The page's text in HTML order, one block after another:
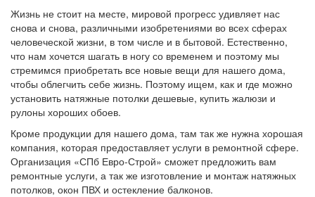
Жизнь не стоит на месте, мировой прогресс удивляет нас
снова и снова, различными изобретениями во всех сферах
человеческой жизни, в том числе и в бытовой. Естественно,
что нам хочется шагать в ногу со временем и поэтому мы
стремимся приобретать все новые вещи для нашего дома,
чтобы облегчить себе жизнь. Поэтому ищем, как и где можно
установить натяжные потолки дешевые, купить жалюзи и
рулоны хороших обоев.
Кроме продукции для нашего дома, там так же нужна хорошая
компания, которая предоставляет услуги в ремонтной сфере.
Организация «СПб Евро-Строй» сможет предложить вам
ремонтные услуги, а так же изготовление и монтаж натяжных
потолков, окон ПВХ и остекление балконов.